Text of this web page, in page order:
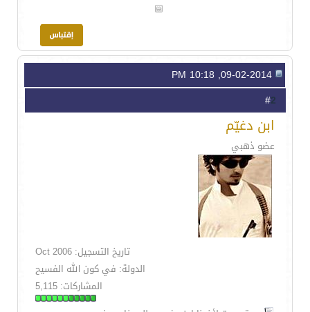
2
ابن دغيّم
عضو ذهبي
تاريخ التسجيل: Oct 2006
الدولة: في كون الله الفسيح
المشاركات: 5,115